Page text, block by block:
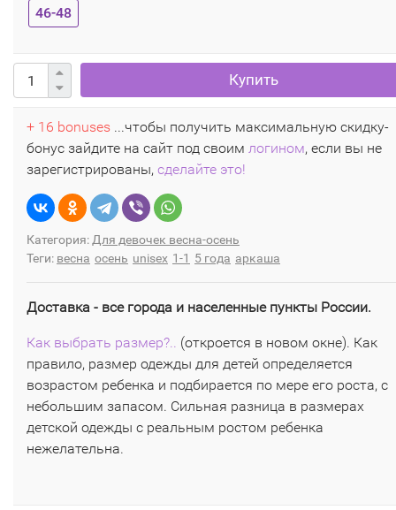
46-48
Купить
+ 16 bonuses ...чтобы получить максимальную скидку-
бонус зайдите на сайт под своим логином, если вы не
зарегистрированы, сделайте это!
Категория:Для девочек весна-осень
Теги: весна осень unisex 1-1 5 года аркаша
Доставка - все города и населенные пункты России.
Как выбрать размер?.. (откроется в новом окне). Как
правило, размер одежды для детей определяется
возрастом ребенка и подбирается по мере его роста, с
небольшим запасом. Сильная разница в размерах
детской одежды с реальным ростом ребенка
нежелательна.